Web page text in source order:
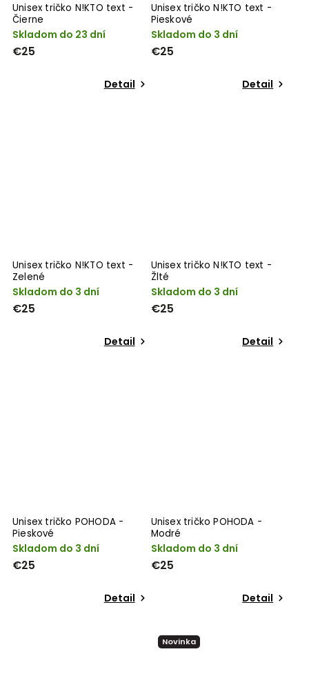
Unisex tričko N!KTO text -
Čierne
Skladom do 23 dní
€25
Detail
Unisex tričko N!KTO text -
Pieskové
Skladom do 3 dní
€25
Detail
Unisex tričko N!KTO text -
Zelené
Skladom do 3 dní
€25
Detail
Unisex tričko N!KTO text -
Žlté
Skladom do 3 dní
€25
Detail
Unisex tričko POHODA -
Pieskové
Skladom do 3 dní
€25
Detail
Unisex tričko POHODA -
Modré
Skladom do 3 dní
€25
Detail
Novinka